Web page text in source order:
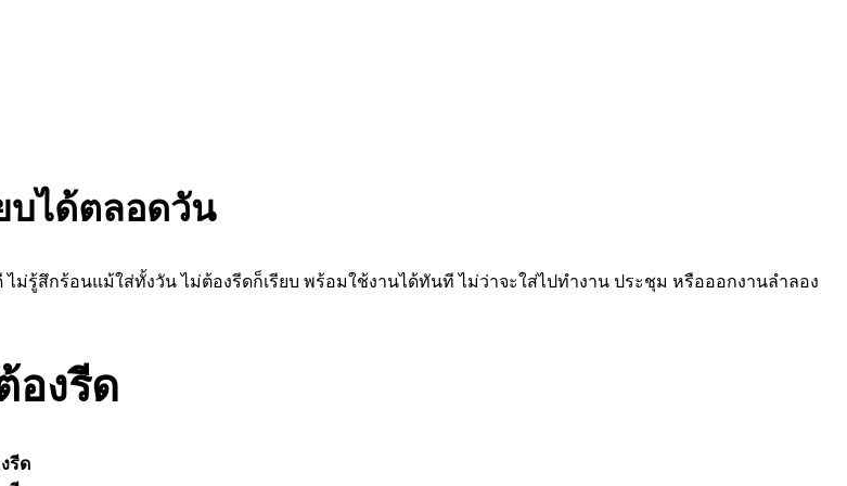
บได้ตลอดวัน
ไม่รู้สึกร้อนแม้ใส่ทั้งวัน ไม่ต้องรีดก็เรียบ พร้อมใช้งานได้ทันที ไม่ว่าจะใส่ไปทำงาน ประชุม หรือออกงานลำลอง
องรีด
รีด